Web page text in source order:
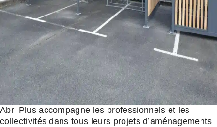
Abri Plus accompagne les professionnels et les
collectivités dans tous leurs projets d’aménagements